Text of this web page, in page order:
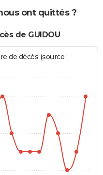
ont quittés ?
de GUIDOU
de décès (source :